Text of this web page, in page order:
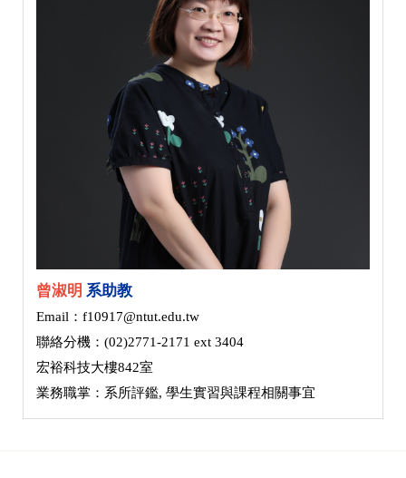
曾淑明 系助教
Email：f10917@ntut.edu.tw
聯絡分機：(02)2771-2171 ext 3404
宏裕科技大樓842室
業務職掌：系所評鑑, 學生實習與課程相關事宜